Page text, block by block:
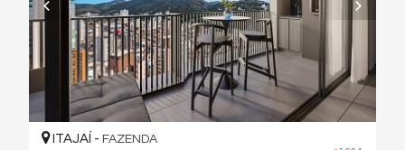
ITAJAÍ - FAZENDA